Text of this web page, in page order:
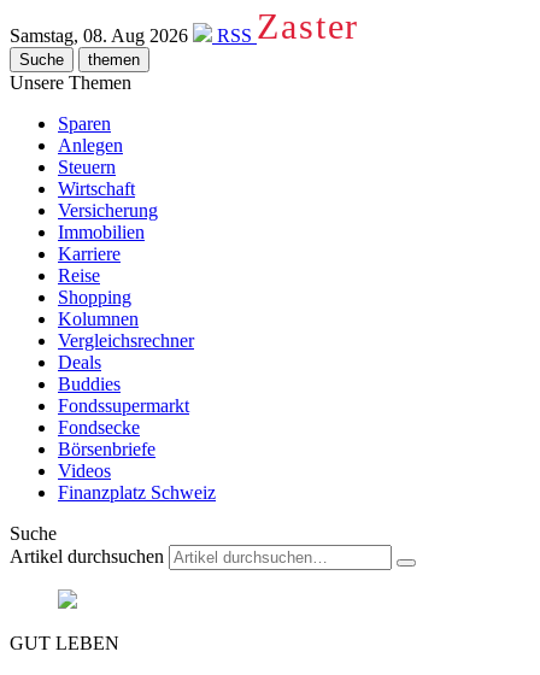
Samstag, 08. Aug 2026 RSS Zaster
Suche themen
Unsere Themen
Sparen
Anlegen
Steuern
Wirtschaft
Versicherung
Immobilien
Karriere
Reise
Shopping
Kolumnen
Vergleichsrechner
Deals
Buddies
Fondssupermarkt
Fondsecke
Börsenbriefe
Videos
Finanzplatz Schweiz
Suche
Artikel durchsuchen
GUT LEBEN